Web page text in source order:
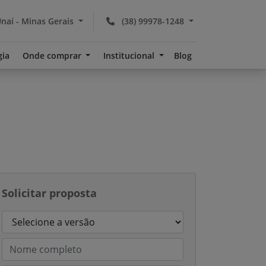
(38) 99978-1248
- Minas Gerais
Onde comprar Institucional Blog
Solicitar proposta